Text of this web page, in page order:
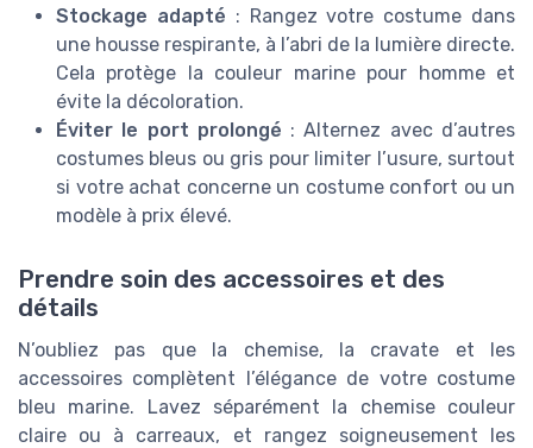
Stockage adapté : Rangez votre costume dans
une housse respirante, à l’abri de la lumière directe.
Cela protège la couleur marine pour homme et
évite la décoloration.
Éviter le port prolongé : Alternez avec d’autres
costumes bleus ou gris pour limiter l’usure, surtout
si votre achat concerne un costume confort ou un
modèle à prix élevé.
Prendre soin des accessoires et des
détails
N’oubliez pas que la chemise, la cravate et les
accessoires complètent l’élégance de votre costume
bleu marine. Lavez séparément la chemise couleur
claire ou à carreaux, et rangez soigneusement les